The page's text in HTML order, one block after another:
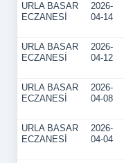
URLA BASAR
ECZANESİ
2026-
04-14
URLA BASAR
ECZANESİ
2026-
04-12
URLA BASAR
ECZANESİ
2026-
04-08
URLA BASAR
ECZANESİ
2026-
04-04